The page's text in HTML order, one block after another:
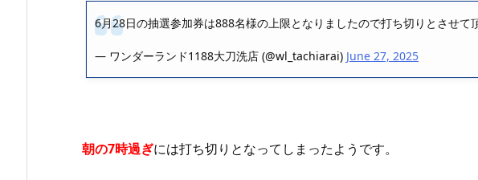
6月28日の抽選参加券は888名様の上限となりましたので打ち切りとさせて
— ワンダーランド1188大刀洗店 (@wl_tachiarai) June 27, 2025
朝の7時過ぎには打ち切りとなってしまったようです。